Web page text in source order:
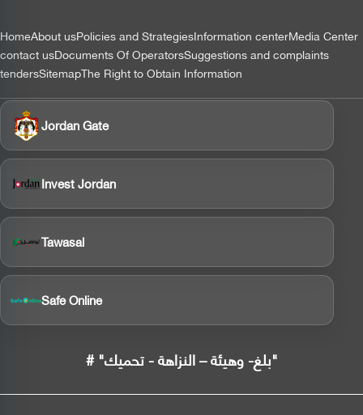
التذييل
HomeAbout usPolicies and StrategiesInformation centerMedia Center
contact usDocuments Of OperatorsSuggestions and complaints
tendersSitemapThe Right to Obtain Information
Jordan Gate
Invest Jordan
Tawasal
Safe Online
# "بلغ- وهيئة – النزاهة - تحميك"